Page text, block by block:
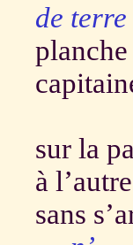
de
sur la
à l’autre
sans